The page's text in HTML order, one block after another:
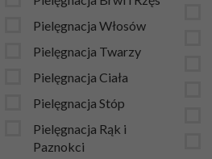
Pielęgnacja Włosów
Pielęgnacja Twarzy
Pielęgnacja Ciała
Pielęgnacja Stóp
Pielęgnacja Rąk i
Paznokci